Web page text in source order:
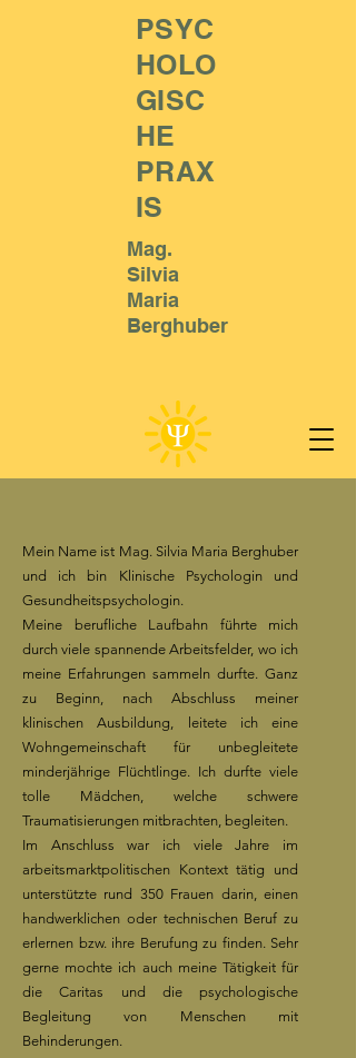
PSYC
HOLO
GISC
HE
PRAX
IS
Mag.
Silvia
Maria
Berghuber
Mein Name ist Mag. Silvia Maria Berghuber
und ich bin Klinische Psychologin und
Gesundheitspsychologin.
Meine berufliche Laufbahn führte mich
durch viele spannende Arbeitsfelder, wo ich
meine Erfahrungen sammeln durfte. Ganz
zu Beginn, nach Abschluss meiner
klinischen Ausbildung, leitete ich eine
Wohngemeinschaft für unbegleitete
minderjährige Flüchtlinge. Ich durfte viele
tolle Mädchen, welche schwere
Traumatisierungen mitbrachten, begleiten.
Im Anschluss war ich viele Jahre im
arbeitsmarktpolitischen Kontext tätig und
unterstützte rund 350 Frauen darin, einen
handwerklichen oder technischen Beruf zu
erlernen bzw. ihre Berufung zu finden. Sehr
gerne mochte ich auch meine Tätigkeit für
die Caritas und die psychologische
Begleitung von Menschen mit
Behinderungen.